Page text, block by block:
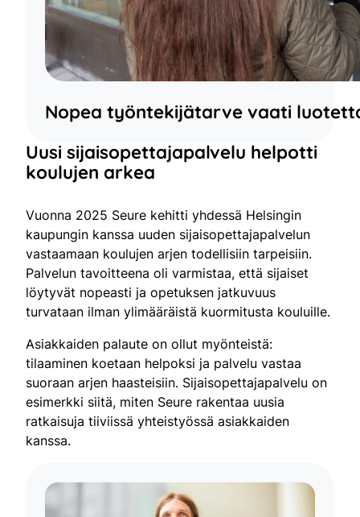
Nopea työntekijätarve vaati
Uusi sijaisopettajapalvelu helpotti
koulujen arkea
Vuonna 2025 Seure kehitti yhdessä Helsingin
kaupungin kanssa uuden sijaisopettajapalvelun
vastaamaan koulujen arjen todellisiin tarpeisiin.
Palvelun tavoitteena oli varmistaa, että sijaiset
löytyvät nopeasti ja opetuksen jatkuvuus
turvataan ilman ylimääräistä kuormitusta kouluille.
Asiakkaiden palaute on ollut myönteistä:
tilaaminen koetaan helpoksi ja palvelu vastaa
suoraan arjen haasteisiin. Sijaisopettajapalvelu on
esimerkki siitä, miten Seure rakentaa uusia
ratkaisuja tiiviissä yhteistyössä asiakkaiden
kanssa.